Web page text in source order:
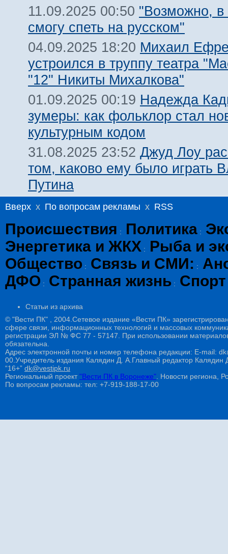
11.09.2025 00:50 "Возможно,
смогу спеть на русском"
04.09.2025 18:20 Михаил
устроился в труппу театра
"12" Никиты Михалкова"
01.09.2025 00:19 Надежда
зумеры: как фольклор стал
культурным кодом
31.08.2025 23:52 Джуд Лоу
том, каково ему было играть
Путина
Вверх x По вопросам рекламы x RSS
Происшествия : Политика :
Энергетика и ЖКХ :
Рыба и
Общество : Связь и СМИ: :
ДФО : Странная жизнь : Спорт
Статьи из архива
© "Вести ПК" , 2004.Сетевое издание «Вести ПК»
сфере связи, информационных технологий и массовых
регистрации ЭЛ № ФС 77 - 57147. При использовании
обязательна.
Адрес электронной почты и номер телефона редакции: E-mail:
00.Учредитель издания Калядин Д. А.Главный редактор
“16+” dk@vestipk.ru
Региональный проект"Вести ПК в Воронеже" . Новости региона,
По вопросам рекламы: тел: +7-919-188-17-00